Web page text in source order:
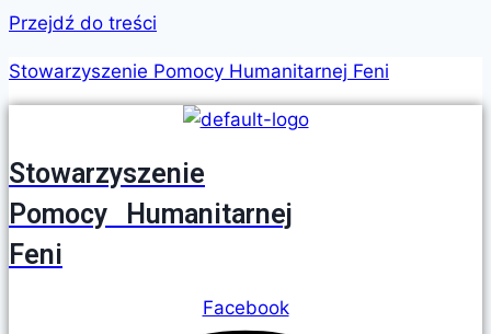
Przejdź do treści
Stowarzyszenie Pomocy Humanitarnej Feni
Stowarzyszenie
Pomocy Humanitarnej
Feni
Facebook